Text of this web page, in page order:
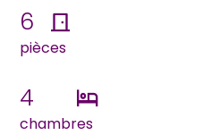
6
pièces
4
chambres